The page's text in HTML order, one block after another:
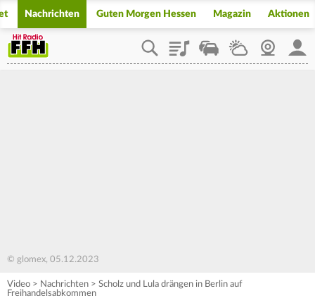
Nachrichten Guten Morgen Hessen Magazin Aktionen
PlaylistStaupilotWetterWebcam
© glomex, 05.12.2023
Video > Nachrichten > Scholz und Lula drängen in Berlin auf
Freihandelsabkommen